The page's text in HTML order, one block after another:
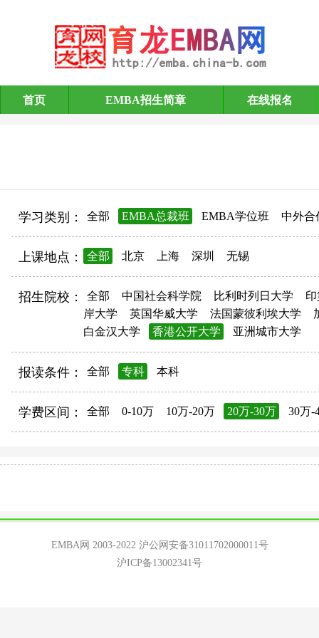
EMBA招生简章
首页 EMBA招生简章 在线报名
学习类别： 全部 EMBA总裁班 EMBA学位班 中外合
上课地点： 全部 北京 上海 深圳 无锡
招生院校： 全部 中国社会科学院 比利时列日大学
岸大学
英国华威大学 法国蒙彼利埃大学
白金汉大学
香港公开大学 亚洲城市大学
报读条件： 全部 专科 本科
学费区间： 全部 0-10万 10万-20万 20万-30万 30万-
EMBA网 2003-2022 沪公网安备31011702000011号
沪ICP备13002341号